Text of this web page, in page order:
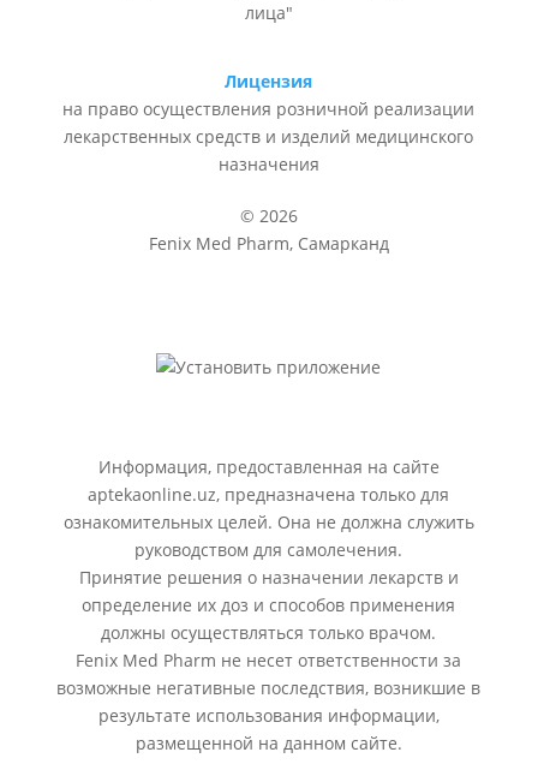
лица"
Лицензия
на право осуществления розничной реализации
лекарственных средств и изделий медицинского
назначения
© 2026
Fenix Med Pharm, Самарканд
Информация, предоставленная на сайте
aptekaonline.uz, предназначена только для
ознакомительных целей. Она не должна служить
руководством для самолечения.
Принятие решения о назначении лекарств и
определение их доз и способов применения
должны осуществляться только врачом.
Fenix Med Pharm не несет ответственности за
возможные негативные последствия, возникшие в
результате использования информации,
размещенной на данном сайте.